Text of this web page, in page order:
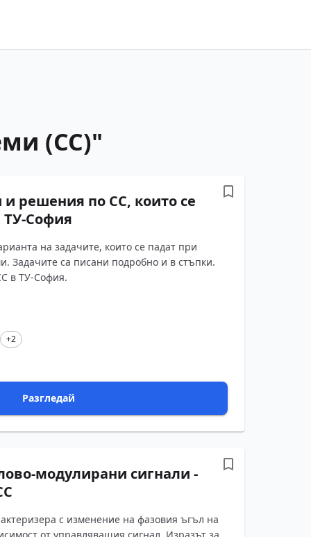
(СС)"
решения по СС, които се
ТУ-София
на задачите, които се падат при
Задачите са писани подробно и в стъпки.
в ТУ-София.
+2
Разгледай
модулирани сигнали -
с изменение на фазовия ъгъл на